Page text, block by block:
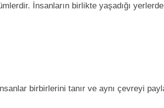
İnsanların birlikte yaşadığı
birbirlerini tanır ve aynı çevreyi